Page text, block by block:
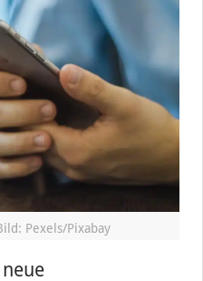
Pexels/Pixabay